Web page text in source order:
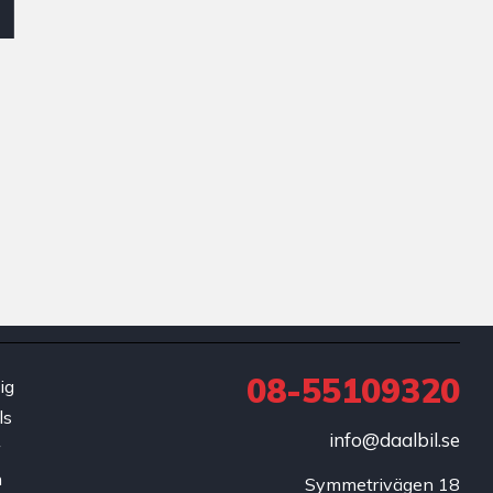
08-55109320
info@daalbil.se
Symmetrivägen 18